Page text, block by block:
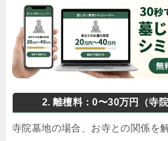
2. 離檀料：0〜30万円（寺院
寺院墓地の場合、お寺との関係を